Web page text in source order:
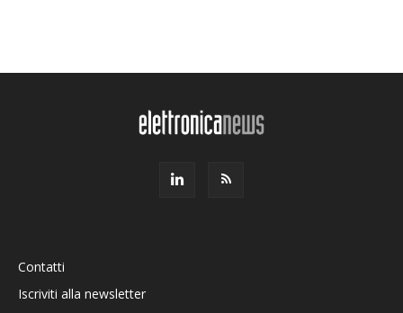
Contatti
Iscriviti alla newsletter